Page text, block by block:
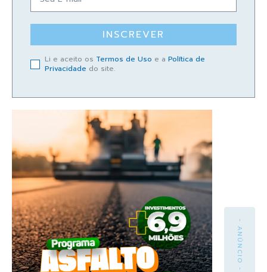
INSCREVER
Li e aceito os Termos de Uso e a Política de
Privacidade do site.
- ANÚNCIO -